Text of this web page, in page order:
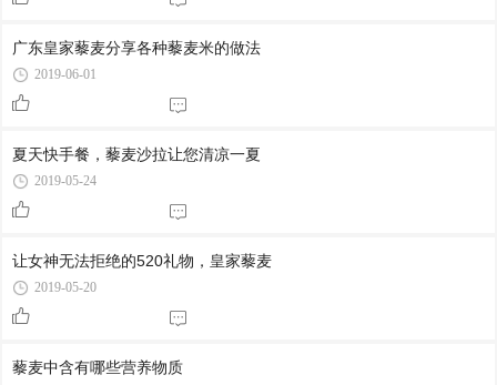
广东皇家藜麦分享各种藜麦米的做法
2019-06-01
夏天快手餐，藜麦沙拉让您清凉一夏
2019-05-24
让女神无法拒绝的520礼物，皇家藜麦
2019-05-20
藜麦中含有哪些营养物质